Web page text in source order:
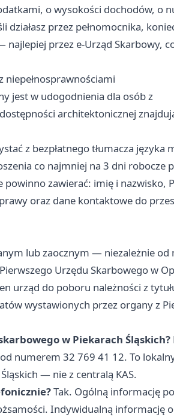
o wysokości dochodów, o
przez pełnomocnika,
przez e-Urząd Skarbowy,
niepełnosprawnościami
jest w udogodnienia dla osób z
architektonicznej
z bezpłatnego tłumacza języka
co najmniej na 3 dni robocze
zawierać: imię i nazwisko,
oraz dane kontaktowe do
lub zaocznym — niezależnie od
Urzędu Skarbowego w
urząd do poboru należności z
wystawionych przez organy z
w Piekarach Śląskich?
numerem 32 769 41 12. To
— nie z centralą KAS.
Tak. Ogólną informację
Indywidualną informację